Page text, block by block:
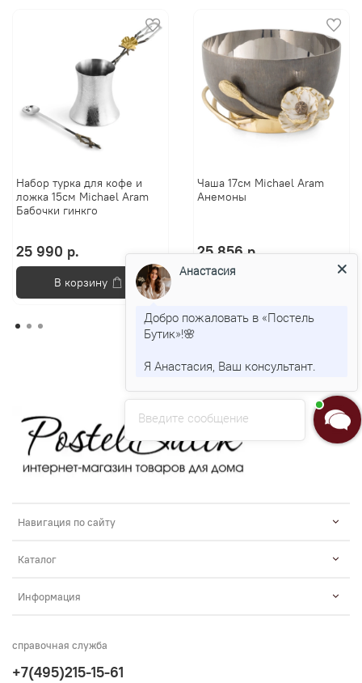
Набор турка для кофе и
ложка 15см Michael Aram
Бабочки гинкго
25 990 р.
В корзину
Чаша 17см Michael Aram
Анемоны
25 856 р.
Навигация по сайту
Каталог
Информация
справочная служба
+7(495)215-15-61
Введите сообщение
Анастасия
Добро пожаловать в «Постель
Бутик»!🌸
Я Анастасия, Ваш консультант.